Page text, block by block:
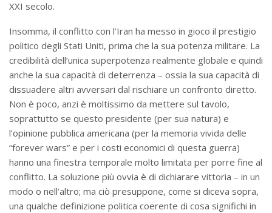
XXI secolo.
Insomma, il conflitto con l’Iran ha messo in gioco il prestigio
politico degli Stati Uniti, prima che la sua potenza militare. La
credibilità dell’unica superpotenza realmente globale e quindi
anche la sua capacità di deterrenza – ossia la sua capacità di
dissuadere altri avversari dal rischiare un confronto diretto.
Non è poco, anzi è moltissimo da mettere sul tavolo,
soprattutto se questo presidente (per sua natura) e
l’opinione pubblica americana (per la memoria vivida delle
“forever wars” e per i costi economici di questa guerra)
hanno una finestra temporale molto limitata per porre fine al
conflitto. La soluzione più ovvia è di dichiarare vittoria – in un
modo o nell’altro; ma ciò presuppone, come si diceva sopra,
una qualche definizione politica coerente di cosa significhi in